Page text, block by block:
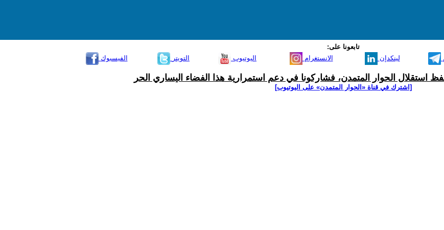
تابعونا على:
الفيسبوك
التويتر اليوتيوب الانستغرام لينكدإن
استقلال الحوار المتمدن، فشاركونا في دعم استمرارية هذا الفضاء اليساري الحر
[اشترك في قناة ‫«الحوار المتمدن» على اليوتيوب]